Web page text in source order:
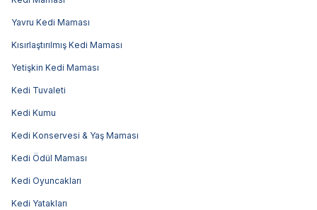
Yavru Kedi Maması
Kısırlaştırılmış Kedi Maması
Yetişkin Kedi Maması
Kedi Tuvaleti
Kedi Kumu
Kedi Konservesi & Yaş Maması
Kedi Ödül Maması
Kedi Oyuncakları
Kedi Yatakları